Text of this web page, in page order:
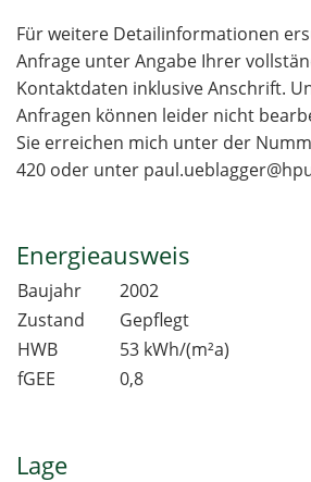
Für weitere Detailinformationen
Anfrage unter Angabe Ihrer
Kontaktdaten inklusive Anschrift.
Anfragen können leider nicht
Sie erreichen mich unter der
420 oder unter
Energieausweis
Baujahr
2002
Zustand
Gepflegt
HWB
53 kWh/(m²a)
fGEE
0,8
Lage